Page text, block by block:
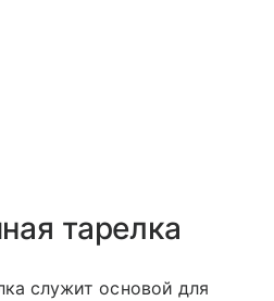
тарелка
служит основой для